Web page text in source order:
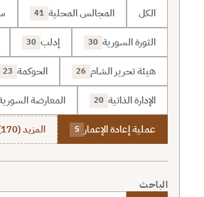
الكل المجالس المحلية 41
الثورة السورية 30 إدلب 30
هيئة تحرير الشام 26 الحوكمة 23
الإدارة الذاتية 20 المعارضة
عملية إعادة الإعمار 5 المزيد (170)
الباحث